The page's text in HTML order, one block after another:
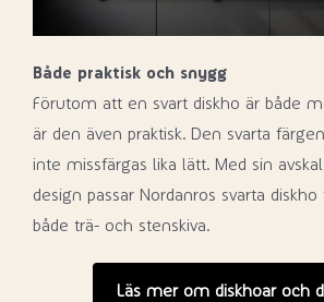
Både praktisk och snygg
Förutom att en svart diskho är både
är den även praktisk. Den svarta
inte missfärgas lika lätt. Med sin
design passar Nordanros svarta
både trä- och stenskiva.
Läs mer om diskhoar och